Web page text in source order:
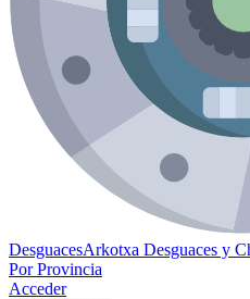
DesguacesArkotxa Desguaces y
Por Provincia
Acceder